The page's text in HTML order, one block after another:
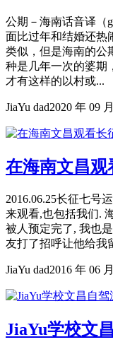
公期－海南话音译（
面比过年和结婚还热
类似，但是海南的公
种是几年一次的婆期
才有这样的以村或...
JiaYu dad2020 年 09
在海南文昌观
2016.06.25长征七号
来观看,也包括我们.
被人预定完了, 我也
友打了招呼让他给我
JiaYu dad2016 年 06
JiaYu学校文